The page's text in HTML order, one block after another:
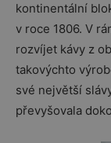
kontinentální
v roce 1806. V
rozvíjet kávy z
takovýchto
své největší
převyšovala